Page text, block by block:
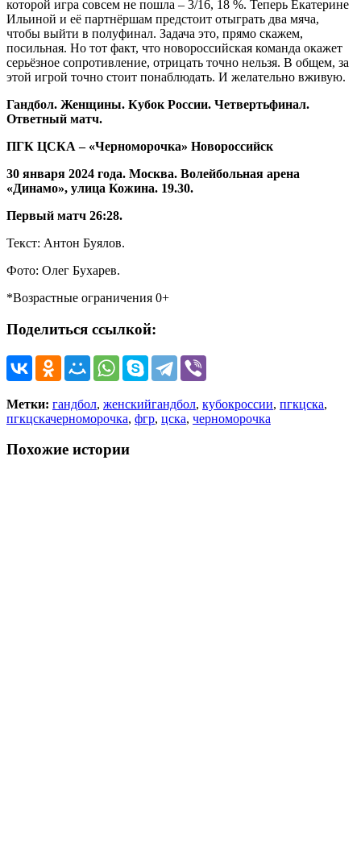
которой игра совсем не пошла – 3/16, 18 %. Теперь Екатерине
Ильиной и её партнёршам предстоит отыграть два мяча,
чтобы выйти в полуфинал. Задача это, прямо скажем,
посильная. Но тот факт, что новороссийская команда окажет
серьёзное сопротивление, отрицать точно нельзя. В общем, за
этой игрой точно стоит понаблюдать. И желательно вживую.
Гандбол. Женщины. Кубок России. Четвертьфинал.
Ответный матч.
ПГК ЦСКА – «Черноморочка» Новороссийск
30 января 2024 года. Москва. Волейбольная арена
«Динамо», улица Кожина. 19.30.
Первый матч 26:28.
Текст: Антон Буялов.
Фото: Олег Бухарев.
*Возрастные ограничения 0+
Поделиться ссылкой:
Метки: гандбол, женскийгандбол, кубокроссии, пгкцска,
пгкцскачерноморочка, фгр, цска, черноморочка
Похожие истории